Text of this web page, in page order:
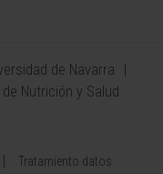
de Navarra
Nutrición y Salud
Tratamiento datos